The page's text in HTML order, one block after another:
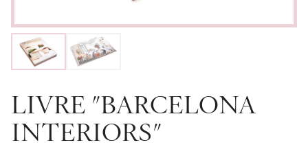
LIVRE "BARCELONA
INTERIORS"